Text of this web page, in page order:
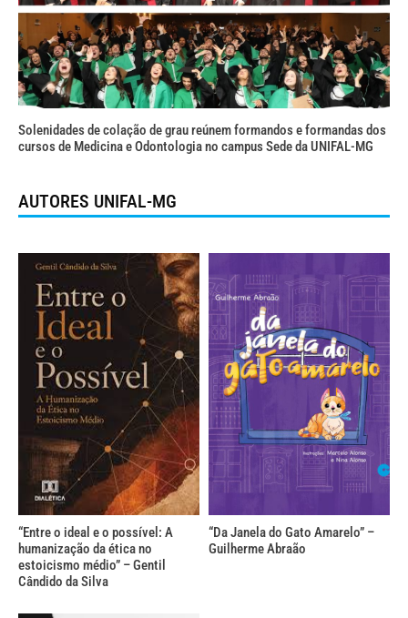
Solenidades de colação de grau reúnem formandos e formandas dos
cursos de Medicina e Odontologia no campus Sede da UNIFAL-MG
AUTORES UNIFAL-MG
“Entre o ideal e o possível: A
humanização da ética no
estoicismo médio” – Gentil
Cândido da Silva
“Da Janela do Gato Amarelo” –
Guilherme Abraão